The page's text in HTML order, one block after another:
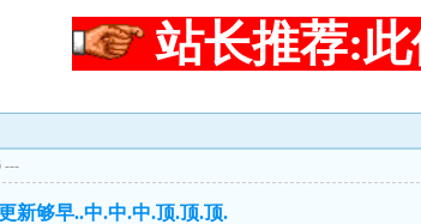
站长推荐:
---
新够早..中.中.中.顶.顶.顶.